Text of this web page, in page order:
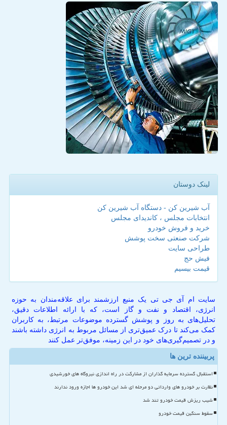
لینک دوستان
آب شیرین کن - دستگاه آب شیرین کن
انتخابات مجلس ، کاندیدای مجلس
خرید و فروش خودرو
شرکت صنعتی سخت پوشش
طراحی سایت
فیش حج
قیمت بیسیم
سایت ام آی جی تی یک منبع ارزشمند برای علاقه‌مندان به حوزه
انرژی، اقتصاد و نفت و گاز است، که با ارائه اطلاعات دقیق،
تحلیل‌های به روز و پوشش گسترده موضوعات مرتبط، به کاربران
کمک می‌کند تا درک عمیق‌تری از مسائل مربوط به انرژی داشته باشند
و در تصمیم‌گیری‌های خود در این زمینه، موفق‌تر عمل کنند
پربیننده ترین ها
استقبال گسترده سرمایه گذاران از مشارکت در راه اندازی نیروگاه های خورشیدی
نظارت بر خودرو های وارداتی دو مرحله ای شد این خودرو ها اجازه ورود ندارند
شیب ریزش قیمت خودرو تند شد
سقوط سنگین قیمت خودرو